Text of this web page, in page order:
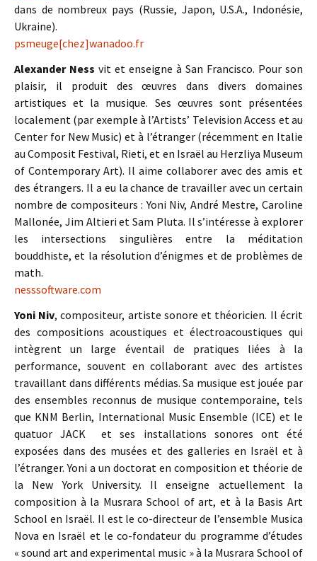
dans de nombreux pays (Russie, Japon, U.S.A., Indonésie,
Ukraine).
psmeuge[chez]wanadoo.fr
Alexander Ness vit et enseigne à San Francisco. Pour son
plaisir, il produit des œuvres dans divers domaines
artistiques et la musique. Ses œuvres sont présentées
localement (par exemple à l’Artists’ Television Access et au
Center for New Music) et à l’étranger (récemment en Italie
au Composit Festival, Rieti, et en Israël au Herzliya Museum
of Contemporary Art). Il aime collaborer avec des amis et
des étrangers. Il a eu la chance de travailler avec un certain
nombre de compositeurs : Yoni Niv, André Mestre, Caroline
Mallonée, Jim Altieri et Sam Pluta. Il s’intéresse à explorer
les intersections singulières entre la méditation
bouddhiste, et la résolution d’énigmes et de problèmes de
math.
nesssoftware.com
Yoni Niv, compositeur, artiste sonore et théoricien. Il écrit
des compositions acoustiques et électroacoustiques qui
intègrent un large éventail de pratiques liées à la
performance, souvent en collaborant avec des artistes
travaillant dans différents médias. Sa musique est jouée par
des ensembles reconnus de musique contemporaine, tels
que KNM Berlin, International Music Ensemble (ICE) et le
quatuor JACK et ses installations sonores ont été
exposées dans des musées et des galleries en Israël et à
l’étranger. Yoni a un doctorat en composition et théorie de
la New York University. Il enseigne actuellement la
composition à la Musrara School of art, et à la Basis Art
School en Israël. Il est le co-directeur de l’ensemble Musica
Nova en Israël et le co-fondateur du programme d’études
« sound art and experimental music » à la Musrara School of